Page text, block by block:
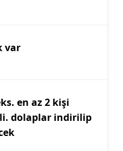
var
en az 2 kişi
dolaplar indirilip